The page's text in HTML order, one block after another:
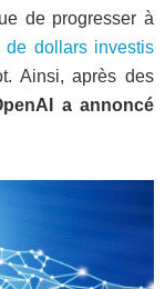
de progresser à
de dollars investis
Ainsi, après des
a annoncé